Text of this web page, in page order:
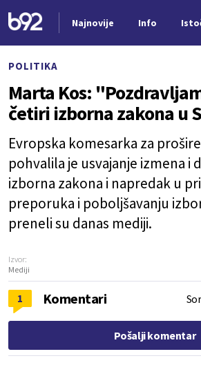
Najnovije Info
POLITIKA
Marta Kos:
četiri izborna zakona u
Evropska komesarka za
pohvalila je usvajanje izmena i
izborna zakona i napredak u
preporuka i poboljšavanju
preneli su danas mediji.
Izvor:
Mediji
1 Komentari
Pošalji komentar